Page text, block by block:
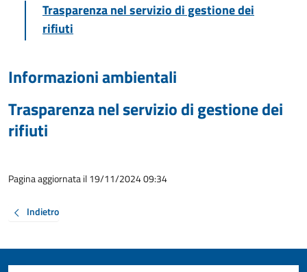
Trasparenza nel servizio di gestione dei
rifiuti
Informazioni ambientali
Trasparenza nel servizio di gestione dei
rifiuti
Pagina aggiornata il 19/11/2024 09:34
Indietro